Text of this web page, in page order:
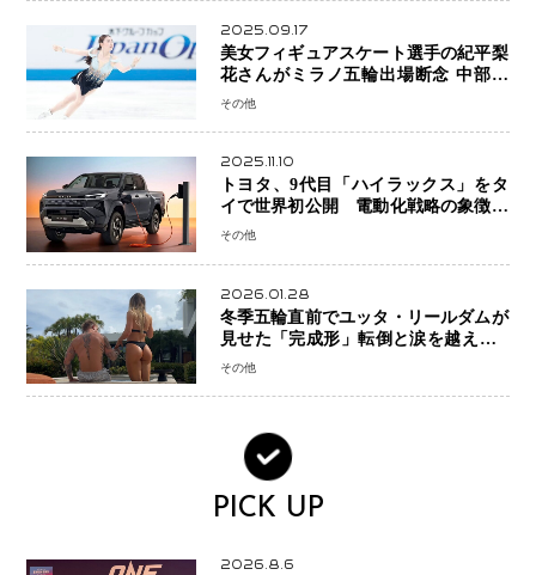
2025.09.17
美女フィギュアスケート選手の紀平梨
花さんがミラノ五輪出場断念 中部選
手権欠場を発表「安全最優先の判断」
その他
2025.11.10
トヨタ、9代目「ハイラックス」をタ
イで世界初公開 電動化戦略の象徴と
なるBEVモデルを初設定
その他
2026.01.28
冬季五輪直前でユッタ・リールダムが
見せた「完成形」転倒と涙を越えて─
ミラノで金を狙うオランダ女王の現在
その他
PICK UP
2026.8.6